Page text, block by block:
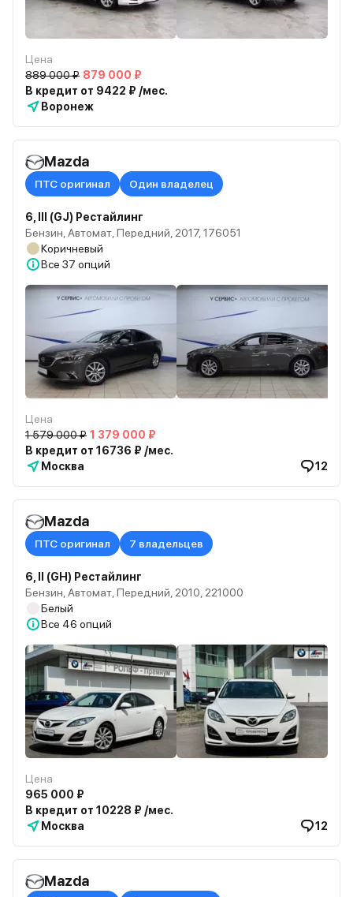
Цена
889 000 ₽ 879 000 ₽
В кредит от 9422 ₽ /мес.
Воронеж
Mazda
ПТС оригинал Один владелец
6, III (GJ) Рестайлинг
Бензин, Автомат, Передний, 2017, 176051
Коричневый
Все 37 опций
Цена
1 579 000 ₽ 1 379 000 ₽
В кредит от 16736 ₽ /мес.
Москва
12
Mazda
ПТС оригинал 7 владельцев
6, II (GH) Рестайлинг
Бензин, Автомат, Передний, 2010, 221000
Белый
Все 46 опций
Цена
965 000 ₽
В кредит от 10228 ₽ /мес.
Москва
12
Mazda